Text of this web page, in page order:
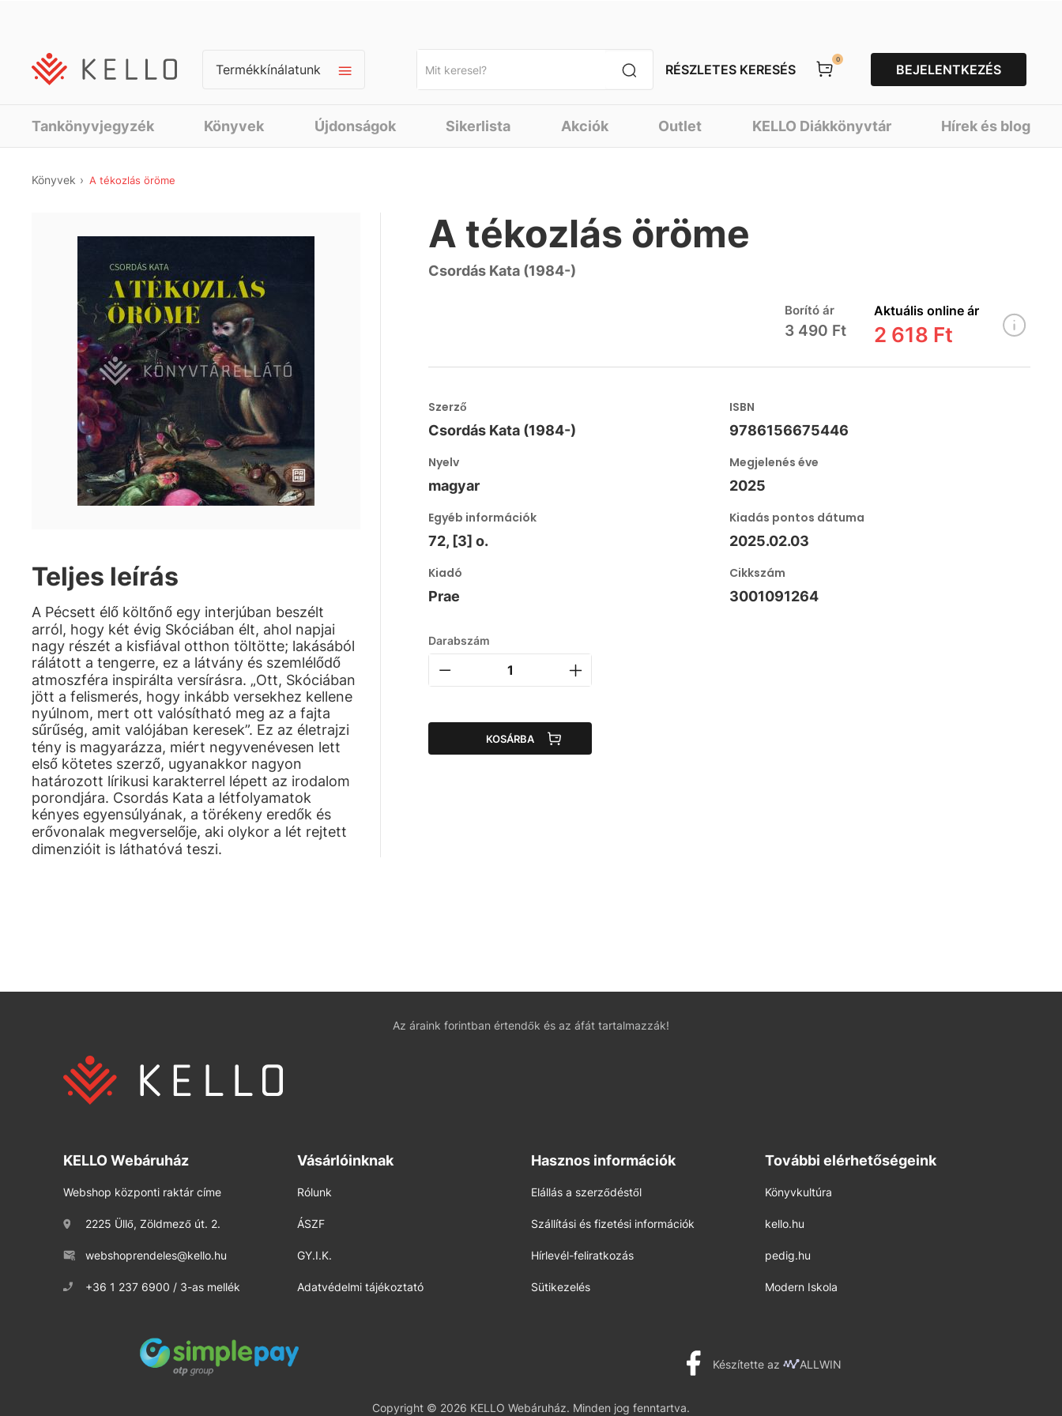
Termékkínálatunk RÉSZLETES KERESÉS
0
BEJELENTKEZÉS
Tankönyvjegyzék Könyvek Újdonságok Sikerlista Akciók Outlet KELLO Diákkönyvtár Hírek és blog
Könyvek A tékozlás öröme
Teljes leírás
A Pécsett élő költőnő egy interjúban beszélt
arról, hogy két évig Skóciában élt, ahol napjai
nagy részét a kisfiával otthon töltötte; lakásából
rálátott a tengerre, ez a látvány és szemlélődő
atmoszféra inspirálta versírásra. „Ott, Skóciában
jött a felismerés, hogy inkább versekhez kellene
nyúlnom, mert ott valósítható meg az a fajta
sűrűség, amit valójában keresek”. Ez az életrajzi
tény is magyarázza, miért negyvenévesen lett
első kötetes szerző, ugyanakkor nagyon
határozott lírikusi karakterrel lépett az irodalom
porondjára. Csordás Kata a létfolyamatok
kényes egyensúlyának, a törékeny eredők és
erővonalak megverselője, aki olykor a lét rejtett
dimenzióit is láthatóvá teszi.
A tékozlás öröme
Csordás Kata (1984-)
Borító ár
3 490 Ft
Aktuális online ár
2 618 Ft
Szerző
Csordás Kata (1984-)
ISBN
9786156675446
Nyelv
magyar
Megjelenés éve
2025
Egyéb információk
72, [3] o.
Kiadás pontos dátuma
2025.02.03
Kiadó
Prae
Cikkszám
3001091264
Darabszám
KOSÁRBA
Az áraink forintban értendők és az áfát tartalmazzák!
KELLO Webáruház
Webshop központi raktár címe
2225 Üllő, Zöldmező út. 2.
webshoprendeles@kello.hu
+36 1 237 6900 / 3-as mellék
Vásárlóinknak
Rólunk
ÁSZF
GY.I.K.
Adatvédelmi tájékoztató
Hasznos információk
Elállás a szerződéstől
Szállítási és fizetési információk
Hírlevél-feliratkozás
Sütikezelés
További elérhetőségeink
Könyvkultúra
kello.hu
pedig.hu
Modern Iskola
Készítette az ALLWIN
Copyright © 2026 KELLO Webáruház. Minden jog fenntartva.